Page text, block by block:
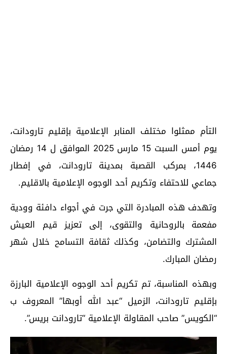
التأم ممثلوا مختلف المنابر الإعلامية بإقليم تارودانت،
يوم أمس السبت 15 مارس 2025 الموافق ل 14 رمضان
1446، بمركب القصبة بمدينة تارودانت، في إفطار
جماعي للاحتفاء وتكريم أحد الوجوه الإعلامية بالاقليم.
وتهدف هذه المبادرة التي جرت في أجواء دافئة وودية
مفعمة بالروحانية والتقوى، إلى تعزيز قيم العيش
المشترك والتضامن، وكذلك ثقافة التسامح خلال شهر
رمضان المبارك.
وبهذه المناسبة، تم تكريم أحد الوجوه الإعلامية البارزة
بإقليم تارودانت، الزميل “عبد الله أوبها” المعروف ب
“الكويس” صاحب المقاولة الإعلامية “تارودانت بريس”.